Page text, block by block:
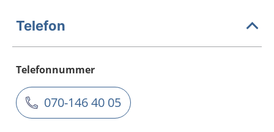
Telefon
Telefonnummer
070-146 40 05